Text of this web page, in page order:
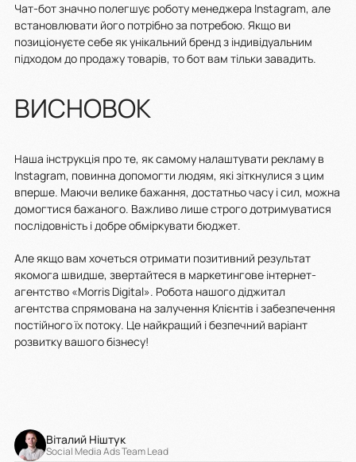
Чат-бот значно полегшує роботу менеджера Instagram, але
встановлювати його потрібно за потребою. Якщо ви
позиціонуєте себе як унікальний бренд з індивідуальним
підходом до продажу товарів, то бот вам тільки завадить.
ВИСНОВОК
Наша інструкція про те, як самому налаштувати рекламу в
Instagram, повинна допомогти людям, які зіткнулися з цим
вперше. Маючи велике бажання, достатньо часу і сил, можна
домогтися бажаного. Важливо лише строго дотримуватися
послідовність і добре обміркувати бюджет.
Але якщо вам хочеться отримати позитивний результат
якомога швидше, звертайтеся в маркетингове інтернет-
агентство «Morris Digital». Робота нашого діджитал
агентства спрямована на залучення Клієнтів і забезпечення
постійного їх потоку. Це найкращий і безпечний варіант
розвитку вашого бізнесу!
Віталий Ніштук
Social Media Ads Team Lead